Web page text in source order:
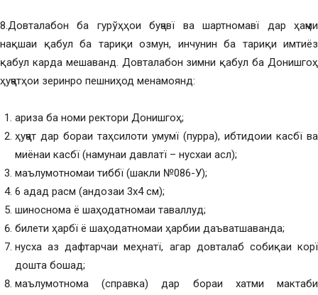
8.Довталабон ба гурўҳҳои буҷавї ва шартномавї дар ҳаҷми
нақшаи қабул ба тариқи озмун, инчунин ба тариқи имтиёз
қабул карда мешаванд. Довталабон зимни қабул ба Донишгоҳ
ҳуҷҷатҳои зеринро пешниҳод менамоянд:
ариза ба номи ректори Донишгоҳ;
ҳуҷҷат дар бораи таҳсилоти умумї (пурра), ибтидоии касбї ва
миёнаи касбї (намунаи давлатї – нусхаи асл);
маълумотномаи тиббї (шакли №086-У);
6 адад расм (андозаи 3х4 см);
шиноснома ё шаҳодатномаи таваллуд;
билети ҳарбї ё шаҳодатномаи ҳарбии даъватшаванда;
нусха аз дафтарчаи меҳнатї, агар довталаб собиқаи корї
дошта бошад;
маълумотнома (справка) дар бораи хатми мактаби